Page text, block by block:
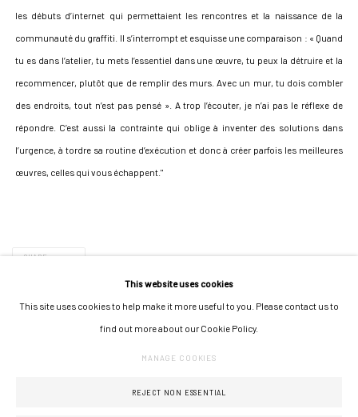
les débuts d’internet qui permettaient les rencontres et la naissance de la
communauté du graffiti. Il s’interrompt et esquisse une comparaison : « Quand
tu es dans l’atelier, tu mets l’essentiel dans une œuvre, tu peux la détruire et la
recommencer, plutôt que de remplir des murs. Avec un mur, tu dois combler
des endroits, tout n’est pas pensé ». A trop l’écouter, je n’ai pas le réflexe de
répondre. C’est aussi la contrainte qui oblige à inventer des solutions dans
l’urgence, à tordre sa routine d’exécution et donc à créer parfois les meilleures
œuvres, celles qui vous échappent."
SHARE
This website uses cookies
This site uses cookies to help make it more useful to you. Please contact us to
find out more about our Cookie Policy.
MANAGE COOKIES
REJECT NON ESSENTIAL